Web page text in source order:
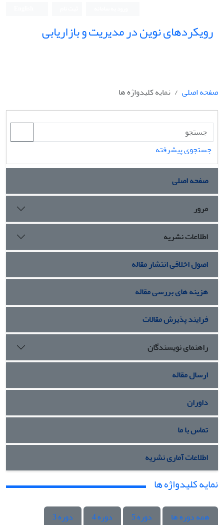
رویکردهای نوین در مدیریت و بازاریابی
صفحه اصلی نمایه کلیدواژه ها
جستجوی پیشرفته
صفحه اصلی
مرور
اطلاعات نشریه
اصول اخلاقی انتشار مقاله
هزینه های بررسی مقاله
فرایند پذیرش مقالات
راهنمای نویسندگان
ارسال مقاله
داوران
تماس با ما
اطلاعات آماری نشریه
نمایه کلیدواژه ها
همه دوره ها دوره 5 دوره 4
دوره 3